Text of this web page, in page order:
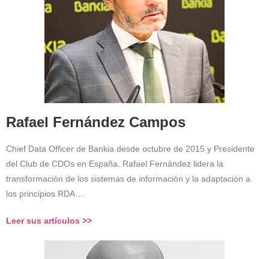
Rafael Fernández Campos
Chief Data Officer de Bankia desde octubre de 2015 y Presidente
del Club de CDOs en España. Rafael Fernández lidera la
transformación de los sistemas de información y la adaptación a
los principios RDA…
Leer sus artículos >>